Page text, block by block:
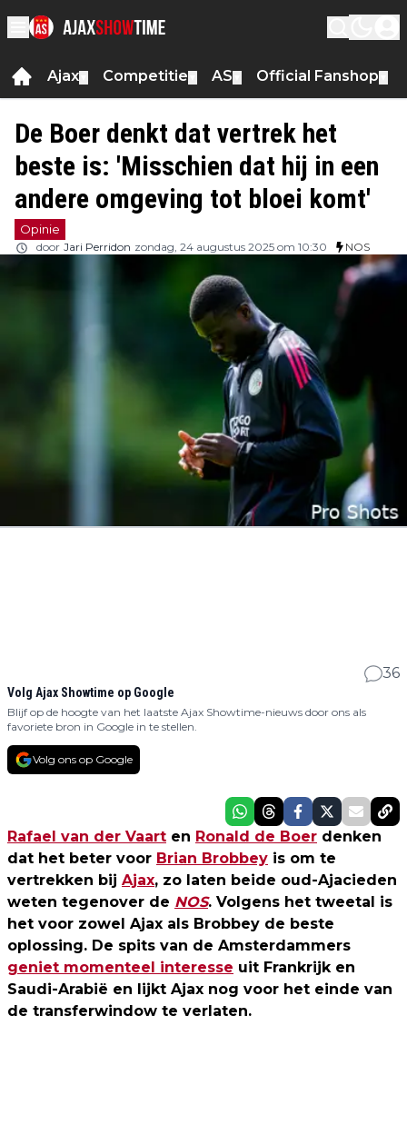
Ajax Competitie AS Official Fanshop
De Boer denkt dat vertrek het
beste is: 'Misschien dat hij in een
andere omgeving tot bloei komt'
Opinie
door Jari Perridon zondag, 24 augustus 2025 om 10:30 NOS
36
Volg Ajax Showtime op Google
Blijf op de hoogte van het laatste Ajax Showtime-nieuws door ons als
favoriete bron in Google in te stellen.
Volg ons op Google
Rafael van der Vaart en Ronald de Boer denken
dat het beter voor Brian Brobbey is om te
vertrekken bij Ajax, zo laten beide oud-Ajacieden
weten tegenover de NOS. Volgens het tweetal is
het voor zowel Ajax als Brobbey de beste
oplossing. De spits van de Amsterdammers
geniet momenteel interesse uit Frankrijk en
Saudi-Arabië en lijkt Ajax nog voor het einde van
de transferwindow te verlaten.